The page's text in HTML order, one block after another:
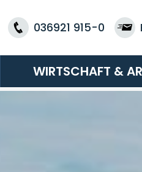
036921 915-0
WIRTSCHAFT &